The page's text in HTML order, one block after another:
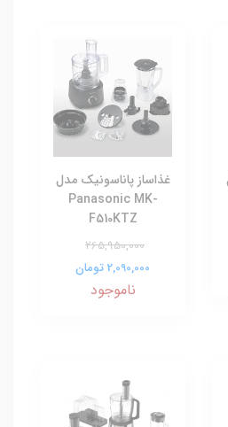
غذاساز پاناسونیک مدل
Panasonic MK-
F510KTZ
265,950,000
2,090,000 تومان
ناموجود